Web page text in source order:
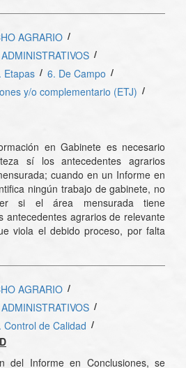
AGRARIO /
/
Etapas / 6. De Campo /
y/o complementario (ETJ) /
en Gabinete es necesario
sí los antecedentes agrarios
cuando en un Informe en
ningún trabajo de gabinete, no
si el área mensurada tiene
antecedentes agrarios de relevante
viola el debido proceso, por falta
AGRARIO /
/
Control de Calidad /
del Informe en Conclusiones, se